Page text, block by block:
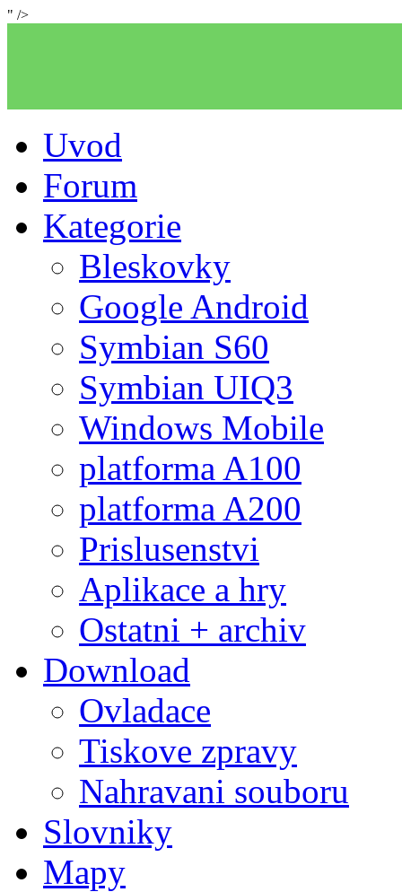
" />
Uvod
Forum
Kategorie
Bleskovky
Google Android
Symbian S60
Symbian UIQ3
Windows Mobile
platforma A100
platforma A200
Prislusenstvi
Aplikace a hry
Ostatni + archiv
Download
Ovladace
Tiskove zpravy
Nahravani souboru
Slovniky
Mapy